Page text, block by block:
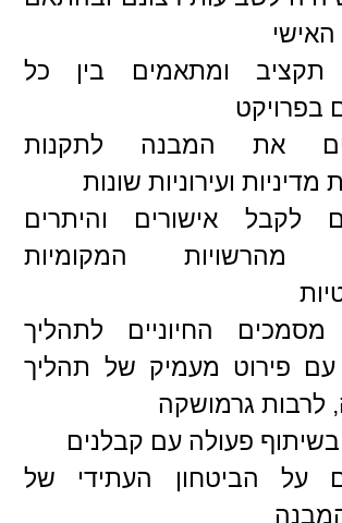
תקציב ומתאמים בין כל
בפרויקט
את המבנה לתקנות
מדיניות ועירוניות שונות
לקבל אישורים והיתרים
מהרשויות המקומיות
מסמכים החיוניים לתהליך
עם פירוט מעמיק של תהליך
לרבות גרמושקה
פעולה עם קבלנים
על הביטחון העתידי של